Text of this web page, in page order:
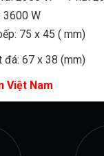
3600 W
75 x 45 ( mm)
đá: 67 x 38 (mm)
Việt Nam